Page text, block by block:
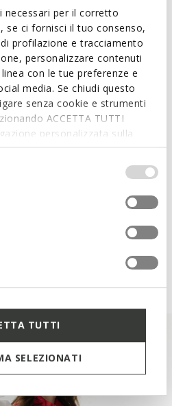
necessari per il corretto
se ci fornisci il tuo consenso,
profilazione e tracciamento
personalizzare contenuti
con le tue preferenze e
media. Se chiudi questo
senza cookie e strumenti
ACCETTA TUTTI
personalizzata sulla
Selezionando
scegliere quali cookies ed
autorizzare. Per maggiori
in qualsiasi momento le
nostra
TUTTI
SELEZIONATI
hood with drawstring. In this
from scuba-effect fabric with
for leisure time, it combines